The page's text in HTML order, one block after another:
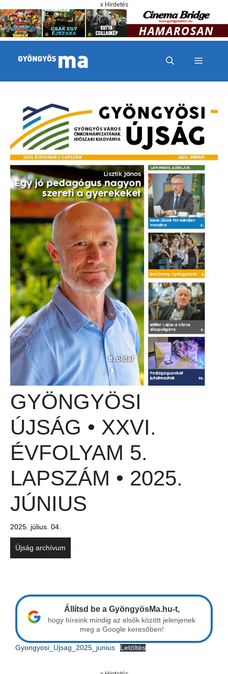
x Hirdetés
MENÜ
GYÖNGYÖSI
ÚJSÁG • XXVI.
ÉVFOLYAM 5.
LAPSZÁM • 2025.
JÚNIUS
2025. július. 04.
Újság archívum
Állítsd be a GyöngyösMa.hu-t,
hogy híreink mindig az elsők között jelenjenek
meg a Google keresőben!
Gyongyosi_Ujsag_2025_junius Letöltés